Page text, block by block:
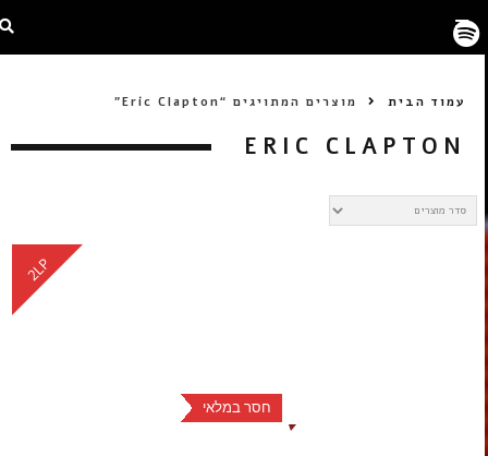
עמוד הבית מוצרים המתויגים “Eric Clapton”
ERIC CLAPTON
חסר במלאי
2LP